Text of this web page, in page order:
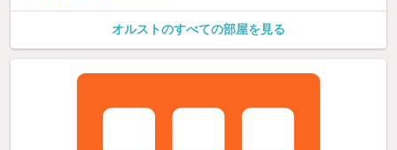
オルストのすべての部屋を見る